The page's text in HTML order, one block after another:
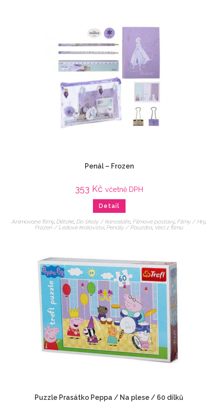
Penál – Frozen
353 Kč včetně DPH
Detail
Animované filmy, Dětské, Do školy / kanceláře, Filmové postavy, Filmy / Hry,
Frozen / Ledové království, Penály / Pouzdra, Veci z filmu
Puzzle Prasátko Peppa / Na plese / 60 dílků